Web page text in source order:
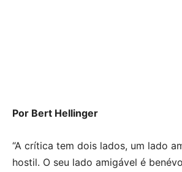
Por Bert Hellinger
“A crítica tem dois lados, um lado
hostil. O seu lado amigável é